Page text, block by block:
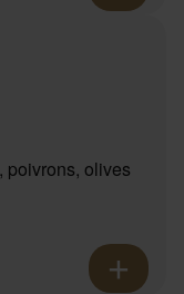
poivrons, olives